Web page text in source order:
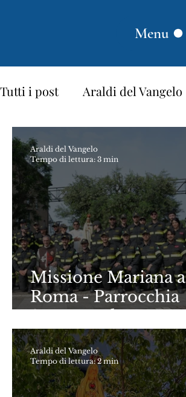
Menu
Tutti i post Araldi del Vangelo
Proverbi dei Santi
Missione Mariana a
Roma - Parrocchia
San Benedetto
Araldi del Vangelo
Tempo di lettura: 3 min
Araldi del Vangelo
Tempo di lettura: 2 min